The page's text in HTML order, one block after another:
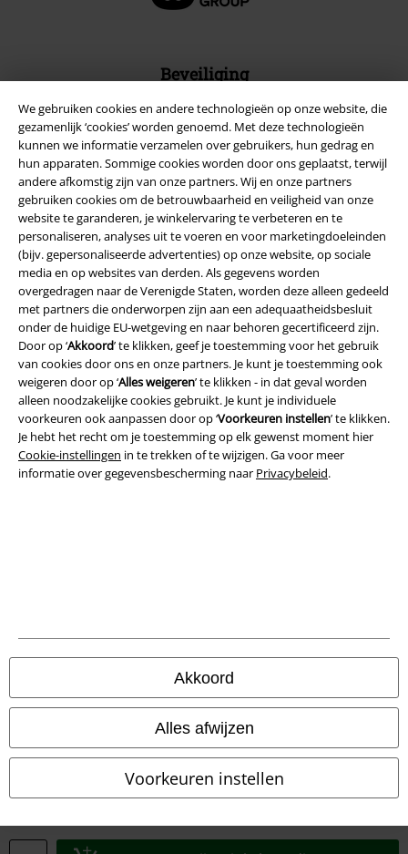
We gebruiken cookies en andere technologieën op onze website, die
gezamenlijk ‘cookies’ worden genoemd. Met deze technologieën
kunnen we informatie verzamelen over gebruikers, hun gedrag en
hun apparaten. Sommige cookies worden door ons geplaatst, terwijl
andere afkomstig zijn van onze partners. Wij en onze partners
gebruiken cookies om de betrouwbaarheid en veiligheid van onze
website te garanderen, je winkelervaring te verbeteren en te
personaliseren, analyses uit te voeren en voor marketingdoeleinden
(bijv. gepersonaliseerde advertenties) op onze website, op sociale
media en op websites van derden. Als gegevens worden
overgedragen naar de Verenigde Staten, worden deze alleen gedeeld
met partners die onderworpen zijn aan een adequaatheidsbesluit
onder de huidige EU-wetgeving en naar behoren gecertificeerd zijn.
Door op ‘Akkoord’ te klikken, geef je toestemming voor het gebruik
van cookies door ons en onze partners. Je kunt je toestemming ook
weigeren door op ‘Alles weigeren’ te klikken - in dat geval worden
alleen noodzakelijke cookies gebruikt. Je kunt je individuele
voorkeuren ook aanpassen door op ‘Voorkeuren instellen’ te klikken.
Je hebt het recht om je toestemming op elk gewenst moment hier
Cookie-instellingen in te trekken of te wijzigen. Ga voor meer
informatie over gegevensbescherming naar Privacybeleid.
Akkoord
Alles afwijzen
Voorkeuren instellen
Beveiliging
Legal
Algemene Voorwaarden
Bedrijfsgegevens
Privacyverklaring
Alle prijzen incl.wettelijke BTW
© 1986-2026 Large Popmerchandising BV
Onze online shops